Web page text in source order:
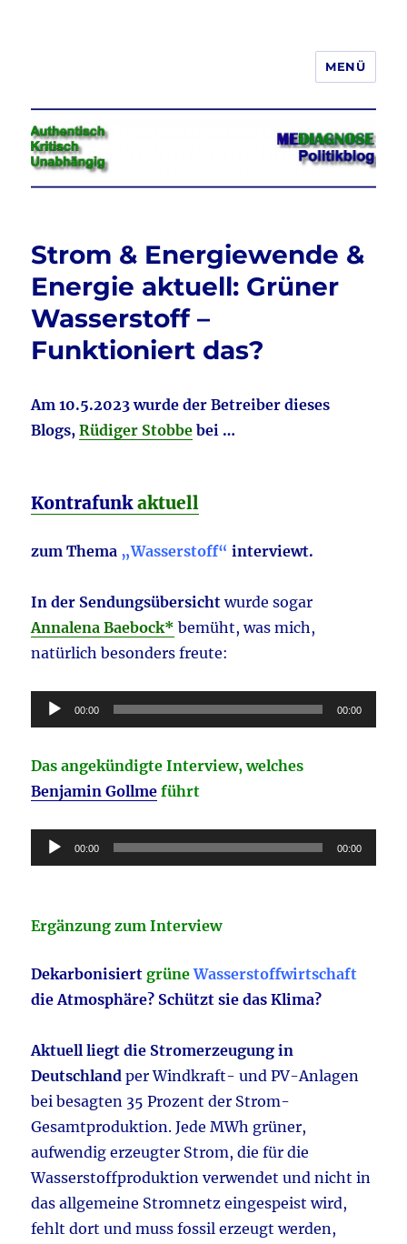
Jeder hat das Recht, seine
Meinung in Wort, Schrift und Bild
frei zu äußern und zu verbreiten
MENÜ
Strom & Energiewende &
Energie aktuell: Grüner
Wasserstoff –
Funktioniert das?
Am 10.5.2023 wurde der Betreiber dieses
Blogs,Rüdiger Stobbe bei …
Kontrafunkaktuell
zum Thema „Wasserstoff“ interviewt.
In der Sendungsübersichtwurde sogar
Annalena Baebock* bemüht, was mich,
natürlich besonders freute:
Audio-
Player
00:00 00:00
Das angekündigte Interview, welches
Benjamin Gollme führt
Audio-
Player
00:00 00:00
Ergänzung zum Interview
Dekarbonisiertgrüne Wasserstoffwirtschaft
die Atmosphäre? Schützt sie das Klima?
Aktuell liegt die Stromerzeugung in
Deutschland per Windkraft- und PV-Anlagen
bei besagten 35 Prozent der Strom-
Gesamtproduktion. Jede MWh grüner,
aufwendig erzeugter Strom, die für die
Wasserstoffproduktion verwendet und nicht in
das allgemeine Stromnetz eingespeist wird,
fehlt dort und muss fossil erzeugt werden,